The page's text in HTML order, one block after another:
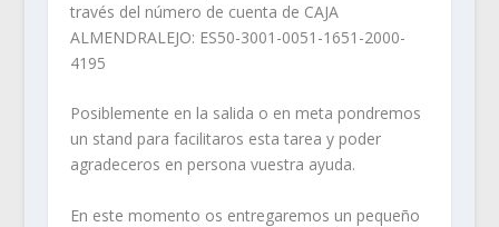
través del número de cuenta de CAJA
ALMENDRALEJO: ES50-3001-0051-1651-2000-
4195
Posiblemente en la salida o en meta pondremos
un stand para facilitaros esta tarea y poder
agradeceros en persona vuestra ayuda.
En este momento os entregaremos un pequeño